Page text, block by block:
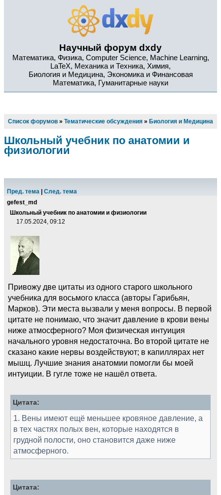
Научный форум dxdy
Математика, Физика, Computer Science, Machine Learning,
LaTeX, Механика и Техника, Химия,
Биология и Медицина, Экономика и Финансовая
Математика, Гуманитарные науки
Список форумов » Тематические обсуждения » Биология и Медицина
Школьный учебник по анатомии и
физиологии
Пред. тема
След. тема
gefest_md
Школьный учебник по анатомии и физиологии
17.05.2024, 09:12
Привожу две цитаты из одного старого школьного
учебника для восьмого класса (авторы Гарибьян,
Марков). Эти места вызвали у меня вопросы. В первой
цитате не понимаю, что значит давление в крови вены
ниже атмосферного? Моя физическая интуиция
начального уровня недостаточна. Во второй цитате не
сказано какие нервы воздействуют; в капиллярах нет
мышц. Лучшие знания анатомии помогли бы моей
интуиции. В гугле тоже не нашёл ответа.
Цитата:
1. Вены имеют ещё меньшее кровяное давление, а
в тех частях полых вен, которые находятся в
грудной полости, оно становится даже ниже
атмосферного.
Цитата: